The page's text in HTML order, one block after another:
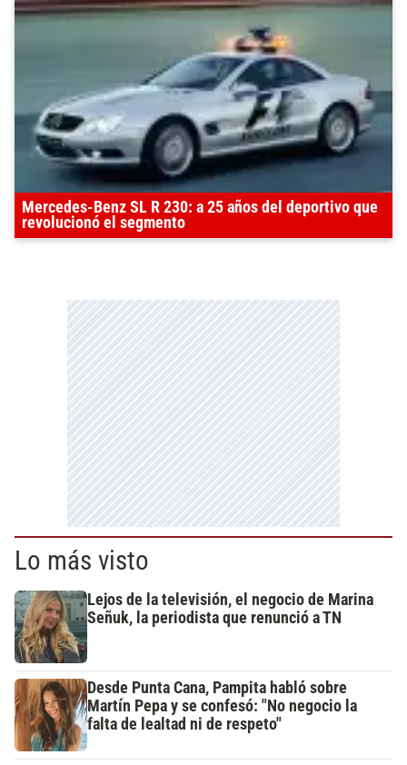
Mercedes-Benz SL R 230: a 25 años del deportivo que
revolucionó el segmento
Lo más visto
Lejos de la televisión, el negocio de Marina
Señuk, la periodista que renunció a TN
Desde Punta Cana, Pampita habló sobre
Martín Pepa y se confesó: "No negocio la
falta de lealtad ni de respeto"